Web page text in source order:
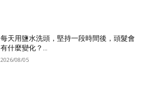
每天用鹽水洗頭，堅持一段時間後，頭髮會
有什麼變化？...
2026/08/05